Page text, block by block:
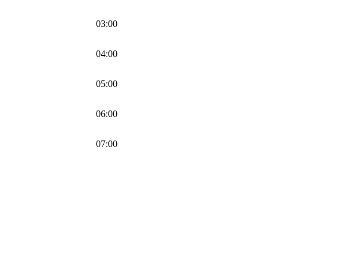
03:00
04:00
05:00
06:00
07:00